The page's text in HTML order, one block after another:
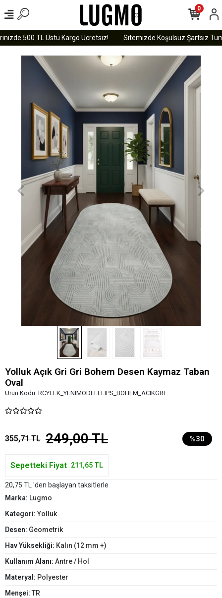
500 TL Üstü Kargo Ücretsiz! Sitemizde Koşulsuz Şartsız Tüm
0
Yolluk Açık Gri Gri Bohem Desen Kaymaz Taban
Oval
Ürün Kodu: RCYLLK_YENIMODELELIPS_BOHEM_ACIKGRI
355,71 TL 249,00 TL %30
Sepetteki Fiyat 211,65 TL
20,75 TL 'den başlayan taksitlerle
Marka: Lugmo
Kategori:Yolluk
Desen: Geometrik
Hav Yüksekliği: Kalın (12 mm +)
Kullanım Alanı: Antre / Hol
Materyal: Polyester
Menşei: TR